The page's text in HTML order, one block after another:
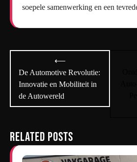
soepele samenwerking en een
navigatie
⟵
De Automotive Revolutie:
Innovatie en Mobiliteit in
de Autowereld
Related Posts